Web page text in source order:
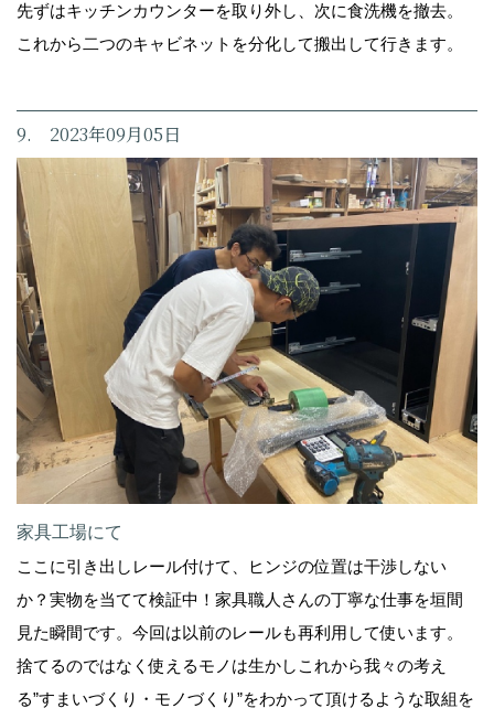
先ずはキッチンカウンターを取り外し、次に食洗機を撤去。
これから二つのキャビネットを分化して搬出して行きます。
9. 2023年09月05日
家具工場にて
ここに引き出しレール付けて、ヒンジの位置は干渉しない
か？実物を当てて検証中！家具職人さんの丁寧な仕事を垣間
見た瞬間です。今回は以前のレールも再利用して使います。
捨てるのではなく使えるモノは生かしこれから我々の考え
る”すまいづくり・モノづくり”をわかって頂けるような取組を